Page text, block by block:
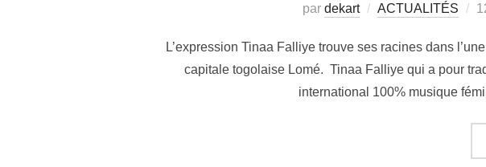
par dekart ACTUALITÉS
L’expression Tinaa Falliye trouve ses racines dans
capitale togolaise Lomé. Tinaa Falliye qui a pour
international 100% musique